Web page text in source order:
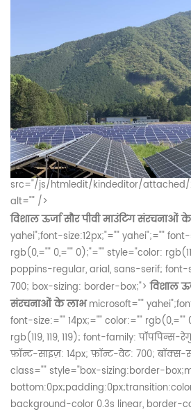
src="/js/htmledit/kindeditor/attached/
alt="" />
विशाल ऊर्जा सौर पीवी माउंटिंग संरचनाओं
yahei";font-size:12px;"="" yahei";=""
rgb(0,="" 0,="" 0);"="" style="color:
poppins-regular, arial, sans-serif; font-
700; box-sizing: border-box;">विशाल
संरचनाओं के लाभmicrosoft=""
font-size:="" 14px;="" color:="" rgb(0,=""
rgb(119, 119, 119); font-family:
फ़ॉन्ट-साइज़: 14px; फ़ॉन्ट-वेट: 700; बॉक्स-
class="" style="box-sizing:border-
background-color 0.3s linear, border-